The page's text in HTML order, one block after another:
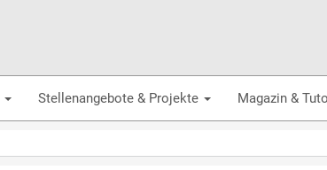
Stellenangebote & Projekte Magazin &